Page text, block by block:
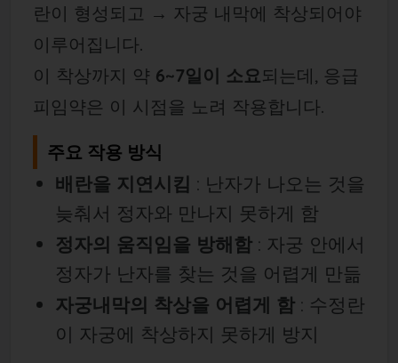
란이 형성되고 → 자궁 내막에 착상되어야
이루어집니다.
이 착상까지 약 6~7일이 소요 되는데, 응급
피임약은 이 시점을 노려 작용합니다.
주요 작용 방식
배란을 지연시킴 : 난자가 나오는 것을
늦춰서 정자와 만나지 못하게 함
정자의 움직임을 방해함 : 자궁 안에서
정자가 난자를 찾는 것을 어렵게 만듦
자궁내막의 착상을 어렵게 함 : 수정란
이 자궁에 착상하지 못하게 방지